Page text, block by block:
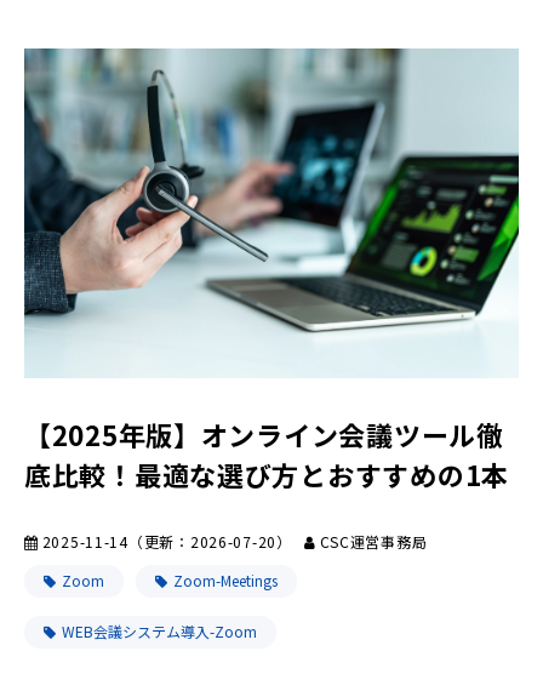
【2025年版】オンライン会議ツール徹
底比較！最適な選び方とおすすめの1本
2025-11-14（更新： 2026-07-20）
CSC運営事務局
Zoom
Zoom-Meetings
WEB会議システム導入-Zoom